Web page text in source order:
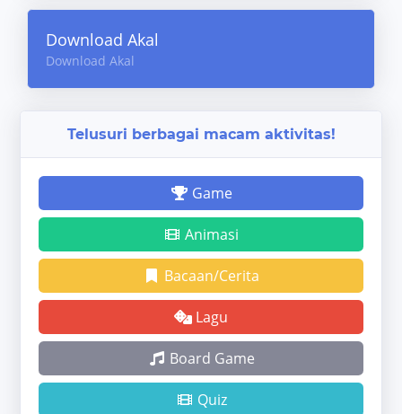
Download Akal
Download Akal
Telusuri berbagai macam aktivitas!
Game
Animasi
Bacaan/Cerita
Lagu
Board Game
Quiz